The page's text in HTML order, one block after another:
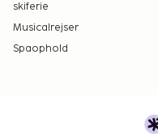
skiferie
Musicalrejser
Spaophold